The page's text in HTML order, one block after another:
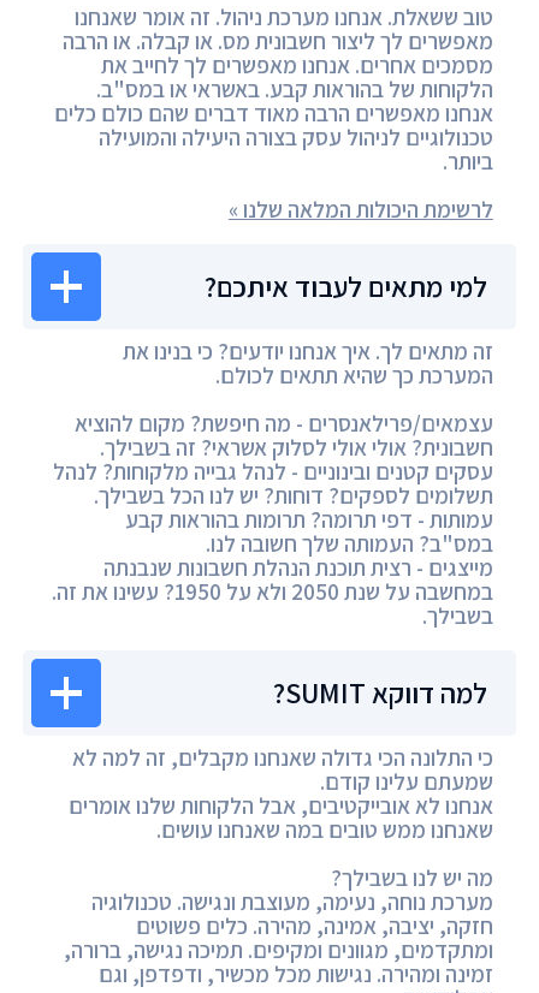
טוב ששאלת. אנחנו מערכת ניהול. זה אומר שאנחנו
מאפשרים לך ליצור חשבונית מס. או קבלה. או הרבה
מסמכים אחרים. אנחנו מאפשרים לך לחייב את
הלקוחות של בהוראות קבע. באשראי או במס"ב.
אנחנו מאפשרים הרבה מאוד דברים שהם כולם כלים
טכנולוגיים לניהול עסק בצורה היעילה והמועילה
ביותר.
לרשימת היכולות המלאה שלנו »
למי מתאים לעבוד איתכם?
זה מתאים לך. איך אנחנו יודעים? כי בנינו את
המערכת כך שהיא תתאים לכולם.
עצמאים/פרילאנסרים - מה חיפשת? מקום להוציא
חשבונית? אולי אולי לסלוק אשראי? זה בשבילך.
עסקים קטנים ובינוניים - לנהל גבייה מלקוחות? לנהל
תשלומים לספקים? דוחות? יש לנו הכל בשבילך.
עמותות - דפי תרומה? תרומות בהוראות קבע
במס"ב? העמותה שלך חשובה לנו.
מייצגים - רצית תוכנת הנהלת חשבונות שנבנתה
במחשבה על שנת 2050 ולא על 1950? עשינו את זה.
בשבילך.
למה דווקא SUMIT?
כי התלונה הכי גדולה שאנחנו מקבלים, זה למה לא
שמעתם עלינו קודם.
אנחנו לא אובייקטיבים, אבל הלקוחות שלנו אומרים
שאנחנו ממש טובים במה שאנחנו עושים.
מה יש לנו בשבילך?
מערכת נוחה, נעימה, מעוצבת ונגישה. טכנולוגיה
חזקה, יציבה, אמינה, מהירה. כלים פשוטים
ומתקדמים, מגוונים ומקיפים. תמיכה נגישה, ברורה,
זמינה ומהירה. נגישות מכל מכשיר, ודפדפן, וגם